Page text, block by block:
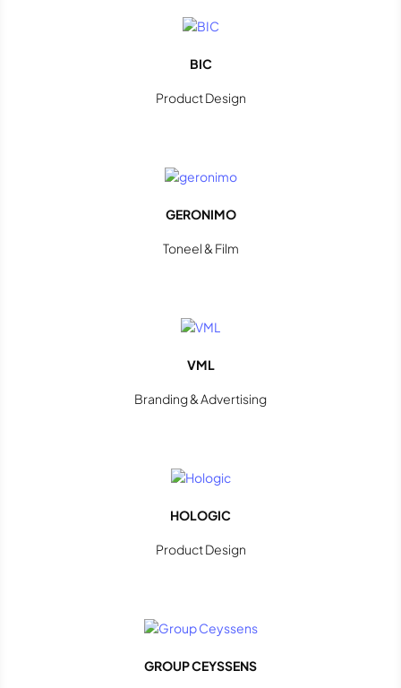
BIC
Product Design
GERONIMO
Toneel & Film
VML
Branding & Advertising
HOLOGIC
Product Design
GROUP CEYSSENS